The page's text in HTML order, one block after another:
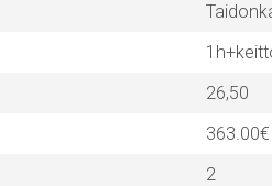
26,50
2